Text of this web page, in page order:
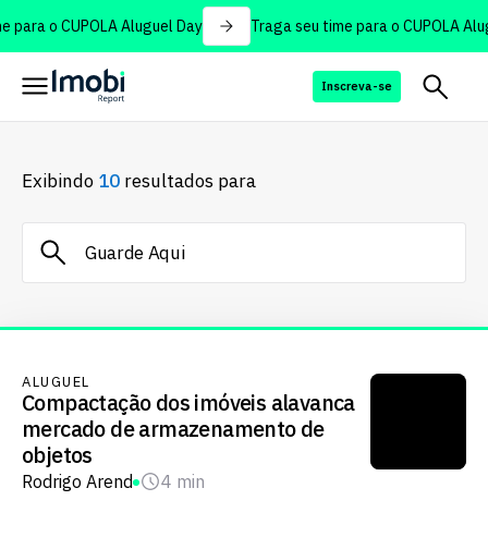
o CUPOLA Aluguel Day Traga seu time para o CUPOLA
Inscreva-se
Exibindo 10 resultados para
ALUGUEL
Compactação dos imóveis alavanca
mercado de armazenamento de
objetos
Rodrigo Arend 4 min